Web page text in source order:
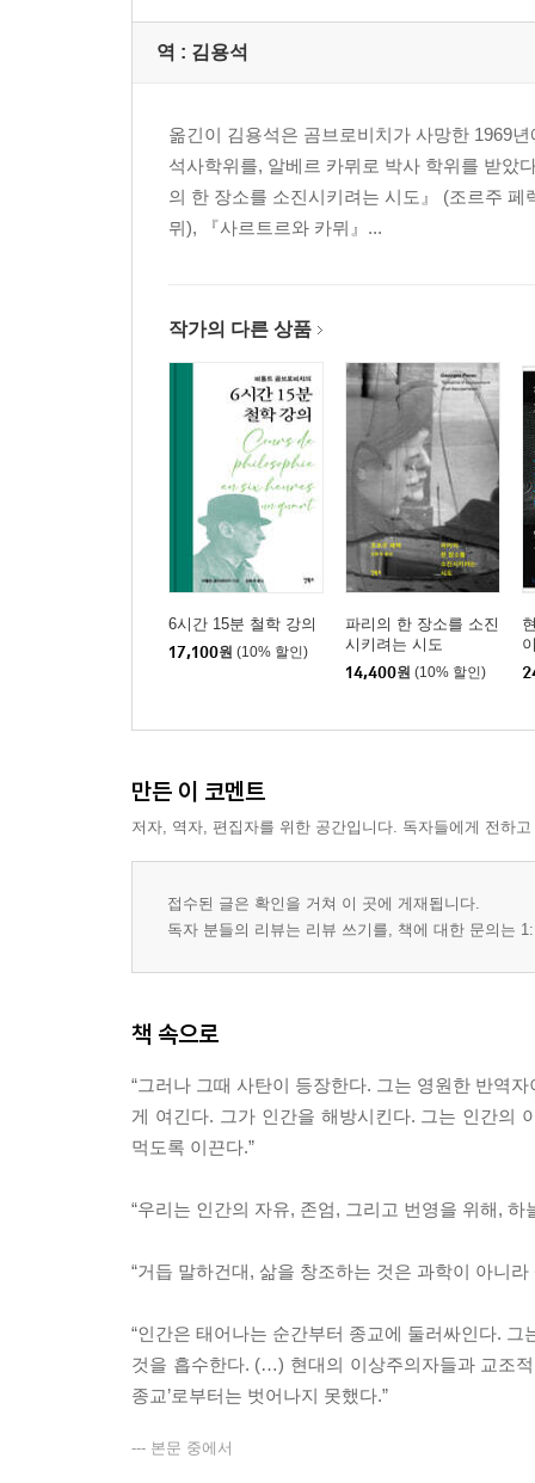
역 : 김용석
옮긴이 김용석은 곰브로비치가 사망한 1969
석사학위를, 알베르 카뮈로 박사 학위를 받았
의 한 장소를 소진시키려는 시도』 (조르주
뮈), 『사르트르와 카뮈』...
작가의 다른 상품
6시간 15분 철학 강의
17,100원 (10% 할인)
파리의 한 장소를 소진
시키려는 시도
14,400원 (10% 할인)
만든 이 코멘트
저자, 역자, 편집자를 위한 공간입니다. 독자들에게 전하
접수된 글은 확인을 거쳐 이 곳에 게재됩니다.
독자 분들의 리뷰는 리뷰 쓰기를, 책에 대한 문의는
책 속으로
“그러나 그때 사탄이 등장한다. 그는 영원한 반역
게 여긴다. 그가 인간을 해방시킨다. 그는 인간의
먹도록 이끈다.”
“우리는 인간의 자유, 존엄, 그리고 번영을 위해,
“거듭 말하건대, 삶을 창조하는 것은 과학이 아니
“인간은 태어나는 순간부터 종교에 둘러싸인다.
것을 흡수한다. (…) 현대의 이상주의자들과 교조
종교’로부터는 벗어나지 못했다.”
--- 본문 중에서